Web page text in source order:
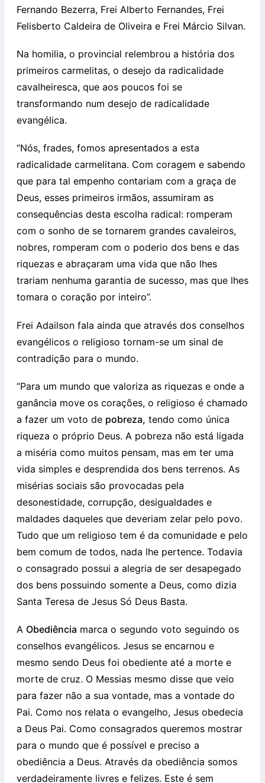
Fernando Bezerra, Frei Alberto Fernandes, Frei
Felisberto Caldeira de Oliveira e Frei Márcio Silvan.
Na homilia, o provincial relembrou a história dos
primeiros carmelitas, o desejo da radicalidade
cavalheiresca, que aos poucos foi se
transformando num desejo de radicalidade
evangélica.
“Nós, frades, fomos apresentados a esta
radicalidade carmelitana. Com coragem e sabendo
que para tal empenho contariam com a graça de
Deus, esses primeiros irmãos, assumiram as
consequências desta escolha radical: romperam
com o sonho de se tornarem grandes cavaleiros,
nobres, romperam com o poderio dos bens e das
riquezas e abraçaram uma vida que não lhes
trariam nenhuma garantia de sucesso, mas que lhes
tomara o coração por inteiro”.
Frei Adailson fala ainda que através dos conselhos
evangélicos o religioso tornam-se um sinal de
contradição para o mundo.
“Para um mundo que valoriza as riquezas e onde a
ganância move os corações, o religioso é chamado
a fazer um voto de pobreza, tendo como única
riqueza o próprio Deus. A pobreza não está ligada
a miséria como muitos pensam, mas em ter uma
vida simples e desprendida dos bens terrenos. As
misérias sociais são provocadas pela
desonestidade, corrupção, desigualdades e
maldades daqueles que deveriam zelar pelo povo.
Tudo que um religioso tem é da comunidade e pelo
bem comum de todos, nada lhe pertence. Todavia
o consagrado possui a alegria de ser desapegado
dos bens possuindo somente a Deus, como dizia
Santa Teresa de Jesus Só Deus Basta.
A Obediência marca o segundo voto seguindo os
conselhos evangélicos. Jesus se encarnou e
mesmo sendo Deus foi obediente até a morte e
morte de cruz. O Messias mesmo disse que veio
para fazer não a sua vontade, mas a vontade do
Pai. Como nos relata o evangelho, Jesus obedecia
a Deus Pai. Como consagrados queremos mostrar
para o mundo que é possível e preciso a
obediência a Deus. Através da obediência somos
verdadeiramente livres e felizes. Este é sem